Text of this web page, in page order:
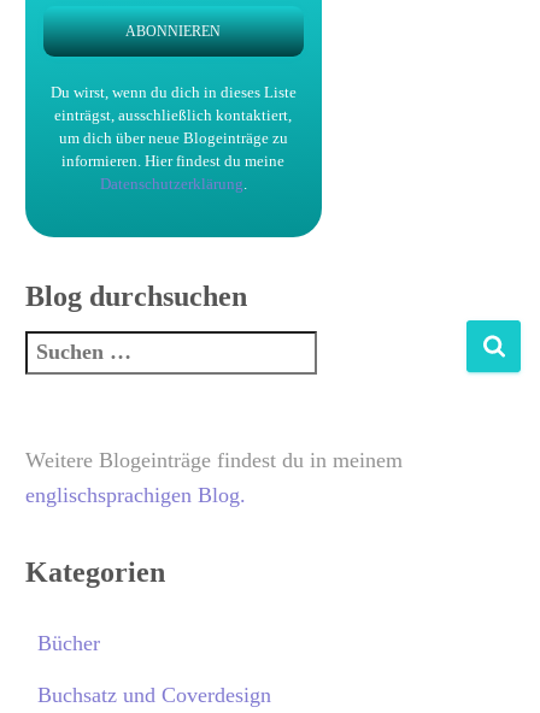
Du wirst, wenn du dich in dieses Liste
einträgst, ausschließlich kontaktiert,
um dich über neue Blogeinträge zu
informieren.Hier findest du meine
Datenschutzerklärung
Blog durchsuchen
Weitere Blogeinträge findest du in meinem
englischsprachigen Blog.
Kategorien
Bücher
Buchsatz und Coverdesign